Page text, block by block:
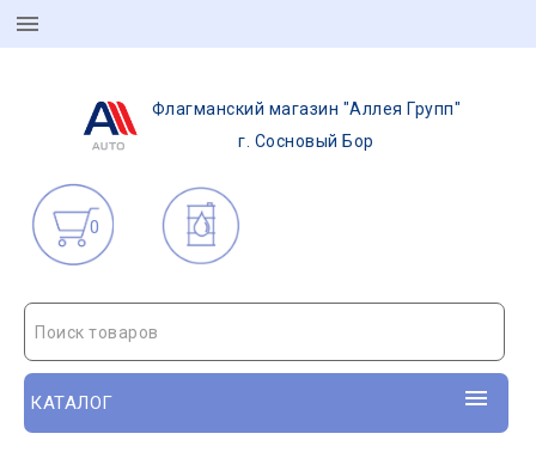
Флагманский магазин "Аллея Групп"
г. Сосновый Бор
0
Поиск товаров
КАТАЛОГ